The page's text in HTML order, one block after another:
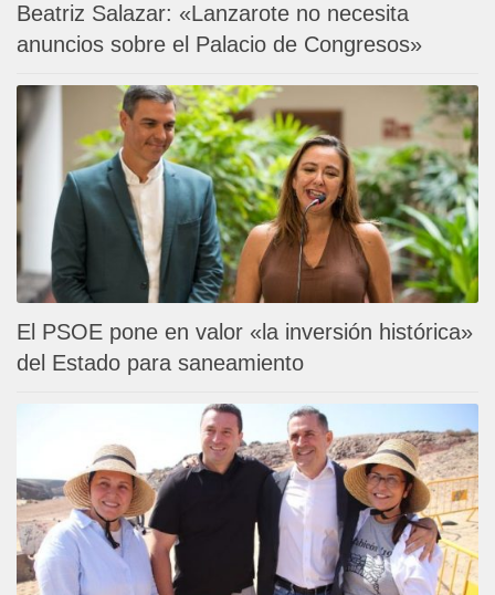
Beatriz Salazar: «Lanzarote no necesita
anuncios sobre el Palacio de Congresos»
El PSOE pone en valor «la inversión histórica»
del Estado para saneamiento